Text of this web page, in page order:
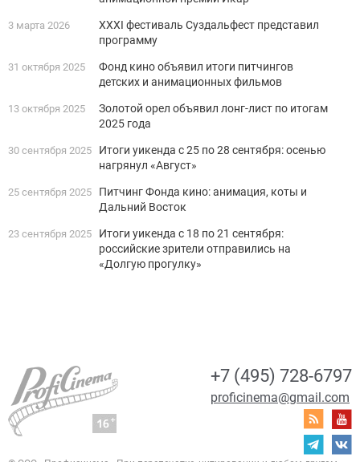
3 марта 2026
XXXI фестиваль Суздальфест представил
программу
31 октября 2025
Фонд кино объявил итоги питчингов
детских и анимационных фильмов
13 октября 2025
Золотой орел объявил лонг-лист по итогам
2025 года
30 сентября 2025
Итоги уикенда с 25 по 28 сентября: осенью
нагрянул «Август»
25 сентября 2025
Питчинг Фонда кино: анимация, коты и
Дальний Восток
23 сентября 2025
Итоги уикенда с 18 по 21 сентября:
российские зрители отправились на
«Долгую прогулку»
+7 (495) 728-6797
proficinema@gmail.com